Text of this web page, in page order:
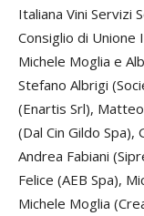
Italiana Vini Servizi
Consiglio di Unione
Michele Moglia e
Stefano Albrigi
(Enartis Srl),
(Dal Cin Gildo Spa),
Andrea Fabiani
Felice (AEB Spa),
Michele Moglia